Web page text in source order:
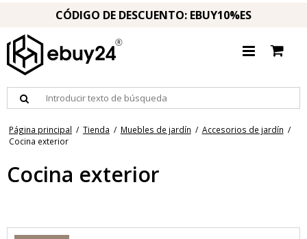
CÓDIGO DE DESCUENTO: EBUY10%ES
Página principal / Tienda / Muebles de jardín / Accesorios de jardín /
Cocina exterior
Cocina exterior